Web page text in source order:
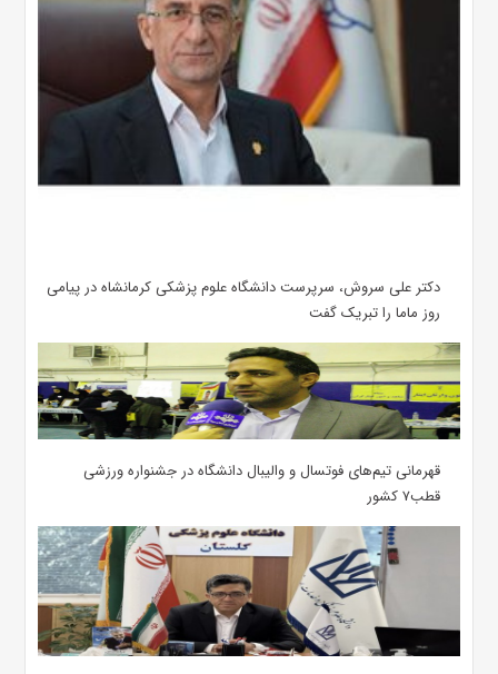
دکتر علی سروش، سرپرست دانشگاه علوم پزشکی کرمانشاه در پیامی
روز ماما را تبریک گفت
قهرمانی تیم‌های فوتسال و والیبال دانشگاه در جشنواره ورزشی
قطب۷ کشور